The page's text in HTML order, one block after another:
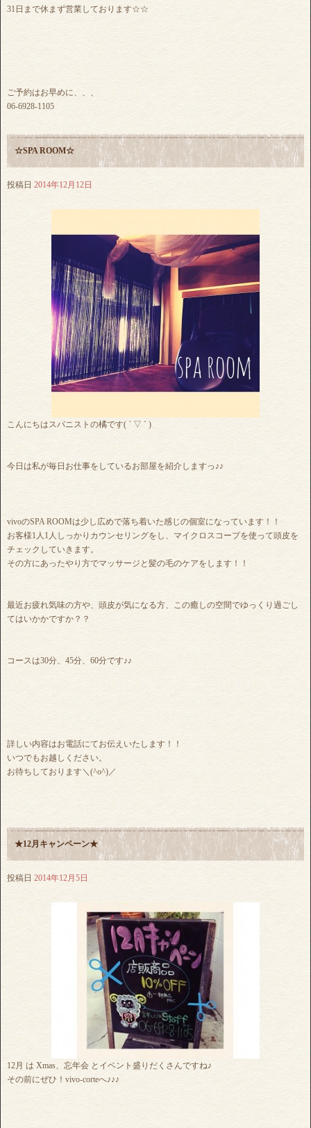
31日まで休まず営業しております☆☆
ご予約はお早めに、、、
06-6928-1105
☆SPA ROOM☆
投稿日 2014年12月12日
こんにちはスパニストの橘です( ´ ▽ ` )
今日は私が毎日お仕事をしているお部屋を紹介しますっ♪♪
vivoのSPA ROOMは少し広めで落ち着いた感じの個室になっています！！
お客様1人1人しっかりカウンセリングをし、マイクロスコープを使って頭皮を
チェックしていきます。
その方にあったやり方でマッサージと髪の毛のケアをします！！
最近お疲れ気味の方や、頭皮が気になる方、この癒しの空間でゆっくり過ごし
てはいかかですか？？
コースは30分、45分、60分です♪♪
詳しい内容はお電話にてお伝えいたします！！
いつでもお越しください。
お待ちしております＼(^o^)／
★12月キャンペーン★
投稿日 2014年12月5日
12月 は Xmas、忘年会 とイベント盛りだくさんですね♪
その前にぜひ！vivo-corteへ♪♪♪